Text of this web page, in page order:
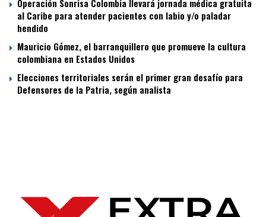
Operación Sonrisa Colombia llevará jornada médica gratuita
al Caribe para atender pacientes con labio y/o paladar
hendido
Mauricio Gómez, el barranquillero que promueve la cultura
colombiana en Estados Unidos
Elecciones territoriales serán el primer gran desafío para
Defensores de la Patria, según analista